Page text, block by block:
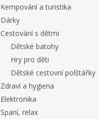
Kempování a turistika
Dárky
Cestování s dětmi
Dětské batohy
Hry pro děti
Dětské cestovní polštářky
Zdraví a hygiena
Elektronika
Spaní, relax